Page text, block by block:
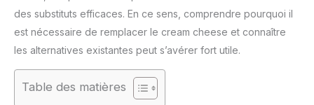
des substituts efficaces. En ce sens, comprendre pourquoi il
est nécessaire de remplacer le cream cheese et connaître
les alternatives existantes peut s’avérer fort utile.
Table des matières